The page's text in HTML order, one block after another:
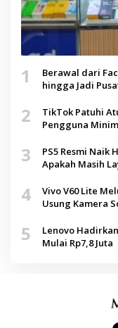
1
Berawal dari
hingga Jadi
2
TikTok Patuhi
Pengguna
3
PS5 Resmi Naik
Apakah Masih
4
Vivo V60 Lite
Usung Kamera
5
Lenovo
Mulai Rp7,8 Juta